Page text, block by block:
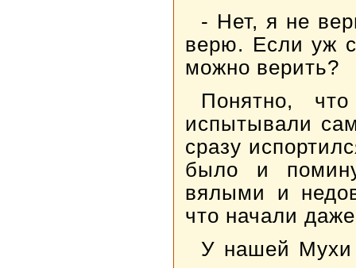
- Нет, я не
верю. Если уж
можно верить?
Понятно,
испытывали
сразу
было и
вялыми и
что начали
У нашей Мухи